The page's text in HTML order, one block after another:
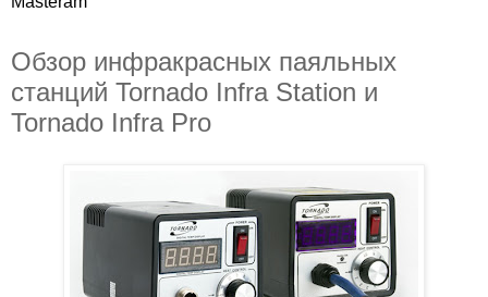
Обзор инфракрасных паяльных
станций Tornado Infra Station и
Tornado Infra Pro